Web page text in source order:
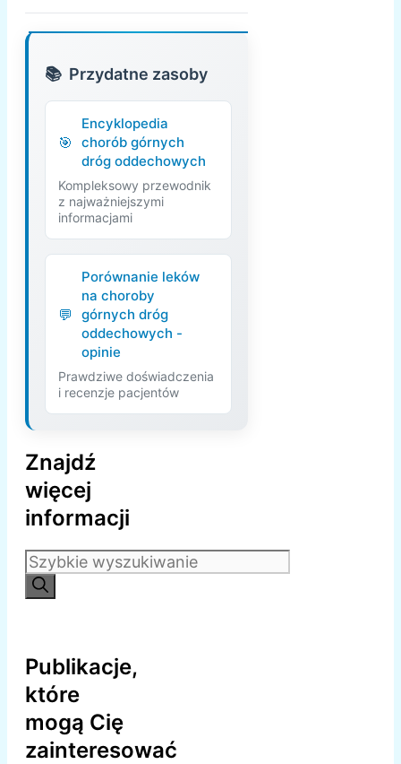
Przydatne zasoby
Encyklopedia
chorób górnych
dróg oddechowych
Kompleksowy przewodnik
z najważniejszymi
informacjami
Porównanie leków
na choroby
górnych dróg
oddechowych -
opinie
Prawdziwe doświadczenia
i recenzje pacjentów
Znajdź
więcej
informacji
Szukaj:
Publikacje,
które
mogą Cię
zainteresować